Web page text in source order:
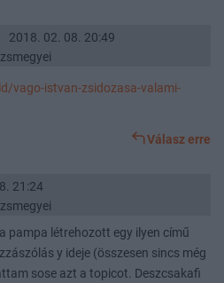
2018. 02. 08. 20:49
vago-istvan-zsidozasa-valami-
Válasz erre
21:24
pampa létrehozott egy ilyen című
y ideje (összesen sincs még
sose azt a topicot. Deszcsakafi